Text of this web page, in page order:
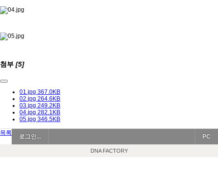
첨부 [5]
01.jpg 367.0KB
02.jpg 264.6KB
03.jpg 249.2KB
04.jpg 282.1KB
05.jpg 346.5KB
목록
로그인... PC
DNA FACTORY